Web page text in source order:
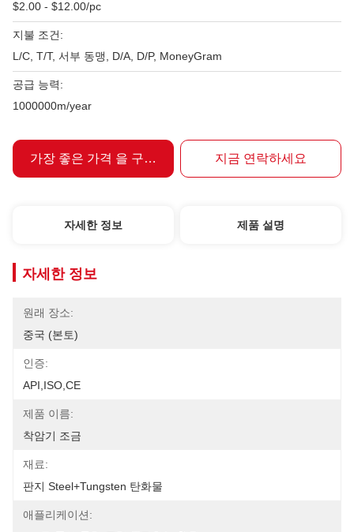
$2.00 - $12.00/pc
지불 조건:
L/C, T/T, 서부 동맹, D/A, D/P, MoneyGram
공급 능력:
1000000m/year
가장 좋은 가격 을 구하라 지금 연락하세요
자세한 정보 제품 설명
자세한 정보
원래 장소:
중국 (본토)
인증:
API,ISO,CE
제품 이름:
착암기 조금
재료:
판지 Steel+Tungsten 탄화물
애플리케이션: